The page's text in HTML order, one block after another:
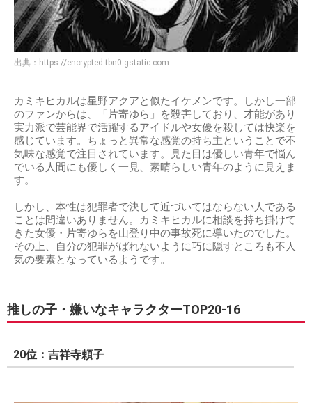
出典： https://encrypted-tbn0.gstatic.com
カミキヒカルは星野アクアと似たイケメンです。しかし一部
のファンからは、「片寄ゆら」を殺害しており、才能があり
実力派で芸能界で活躍するアイドルや女優を殺しては快楽を
感じています。ちょっと異常な感覚の持ち主ということで不
気味な感覚で注目されています。見た目は優しい青年で悩ん
でいる人間にも優しく一見、素晴らしい青年のように見えま
す。
しかし、本性は犯罪者で決して近づいてはならない人である
ことは間違いありません。カミキヒカルに相談を持ち掛けて
きた女優・片寄ゆらを山登り中の事故死に導いたのでした。
その上、自分の犯罪がばれないように巧に隠すところも不人
気の要素となっているようです。
推しの子・嫌いなキャラクターTOP20-16
20位：吉祥寺頼子